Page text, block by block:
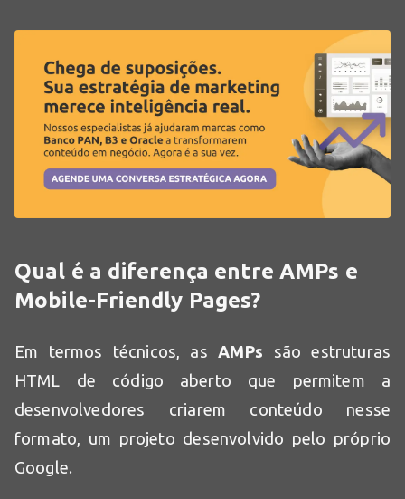
Qual é a diferença entre AMPs e
Mobile-Friendly Pages?
Em termos técnicos, as AMPs são estruturas
HTML de código aberto que permitem a
desenvolvedores criarem conteúdo nesse
formato, um projeto desenvolvido pelo próprio
Google.